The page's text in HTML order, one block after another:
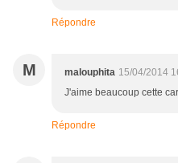
Répondre
M malouphita 15/04/2014
J'aime beaucoup cette
Répondre